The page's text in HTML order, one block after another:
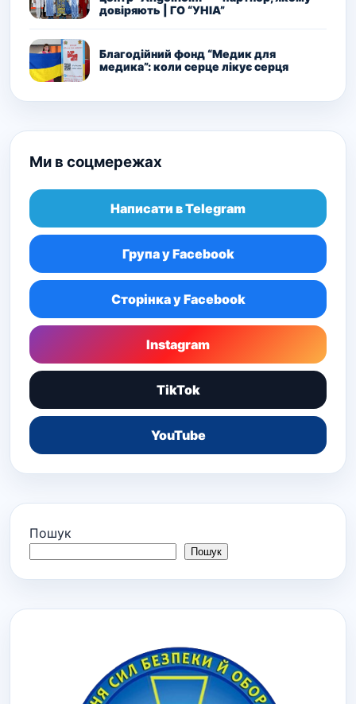
довіряють | ГО “УНІА”
Благодійний фонд “Медик для
медика”: коли серце лікує серця
Ми в соцмережах
Написати в Telegram
Група у Facebook
Сторінка у Facebook
Instagram
TikTok
YouTube
Пошук
Пошук